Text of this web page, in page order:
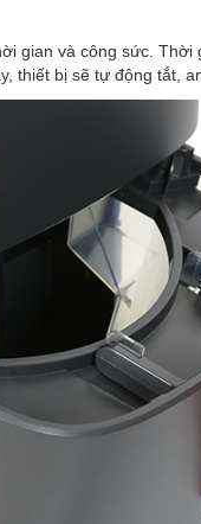
gian và công sức. Thời
thiết bị sẽ tự động tắt,